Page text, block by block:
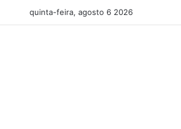
quinta-feira, agosto 6 2026